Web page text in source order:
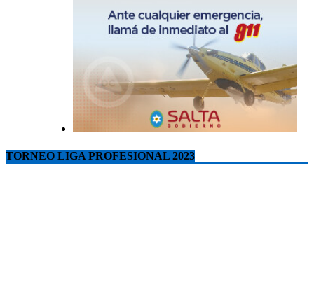
TORNEO LIGA PROFESIONAL 2023